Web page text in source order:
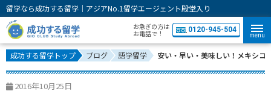
留学なら成功する留学｜アジアNo.1留学エージェント殿堂入り
お急ぎの方は
お電話で！
0120-945-504
menu
成功する留学トップ ブログ 語学留学 安い・早い・美味しい！メキシコ
2016年10月25日